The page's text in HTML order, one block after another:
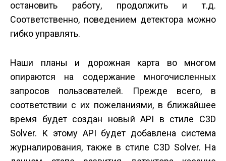
остановить работу, продолжить и т.д.
Соответственно, поведением детектора можно
гибко управлять.
Наши планы и дорожная карта во многом
опираются на содержание многочисленных
запросов пользователей. Прежде всего, в
соответствии с их пожеланиями, в ближайшее
время будет создан новый API в стиле C3D
Solver. К этому API будет добавлена система
журналирования, также в стиле C3D Solver. На